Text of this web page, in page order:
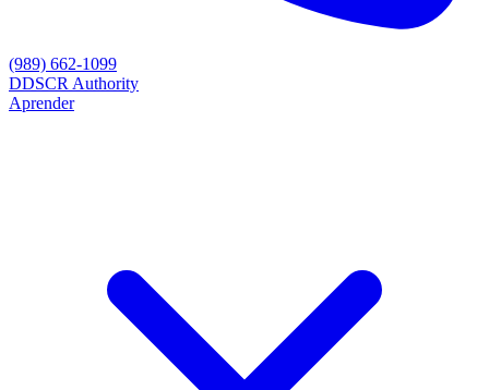
(989) 662-1099
DDSCR Authority
Aprender